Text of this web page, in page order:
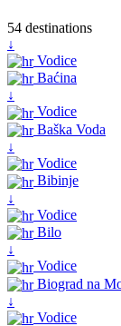
54 destinations
↓
Vodice
Baćina
↓
Vodice
Baška Voda
↓
Vodice
Bibinje
↓
Vodice
Bilo
↓
Vodice
Biograd na
↓
Vodice